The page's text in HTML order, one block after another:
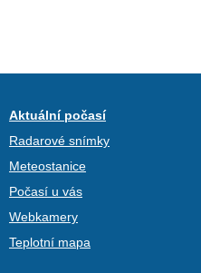
Aktuální počasí
Radarové snímky
Meteostanice
Počasí u vás
Webkamery
Teplotní mapa